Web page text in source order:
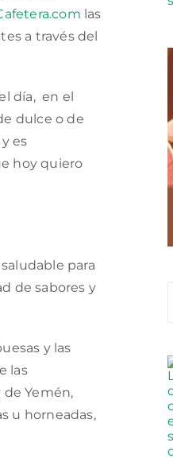
las
a través del
día, en el
dulce o de
y es
hoy quiero
para
de sabores y
y las
las
de Yemén,
u horneadas,